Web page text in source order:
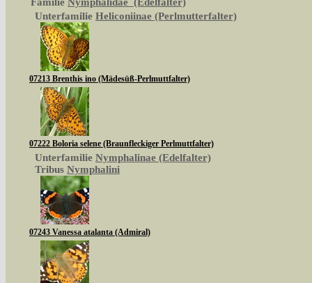
Unterfamilie Heliconiinae (Perlmutterfalter)
07213 Brenthis ino (Mädesüß-Perlmuttfalter)
07222 Boloria selene (Braunfleckiger Perlmuttfalter)
Unterfamilie Nymphalinae (Edelfalter)
Tribus Nymphalini
07243 Vanessa atalanta (Admiral)